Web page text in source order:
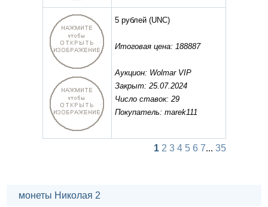
5 рублей(UNC)
Итоговая цена: 188887
Аукцион: Wolmar VIP
Закрыт: 25.07.2024
Число ставок: 29
Покупатель: marek111
1 2 3 4 5 6 7... 35
монеты Николая 2